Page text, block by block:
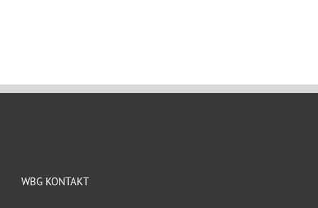
WBG KONTAKT